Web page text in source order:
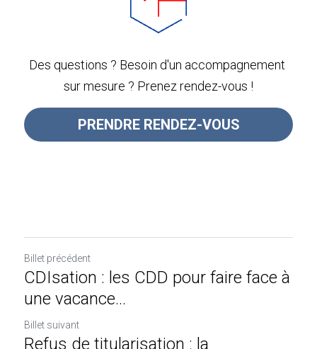
Des questions ? Besoin d'un accompagnement
sur mesure ? Prenez rendez-vous !
PRENDRE RENDEZ-VOUS
Billet précédent
CDIsation : les CDD pour faire face à
une vacance...
Billet suivant
Refus de titularisation : la